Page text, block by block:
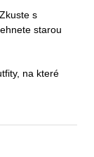
s
starou
na které